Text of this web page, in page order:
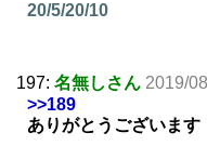
20/5/20/10
197: 名無しさん 2019/
>>189
ありがとうございます